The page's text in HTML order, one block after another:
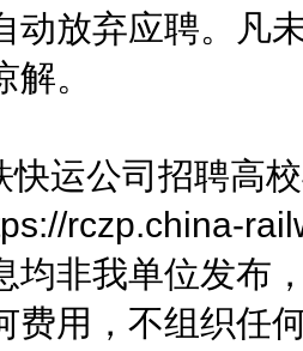
动放弃应聘。凡
。
公司招聘高校
rczp.china-
均非我单位发布
费用，不组织任